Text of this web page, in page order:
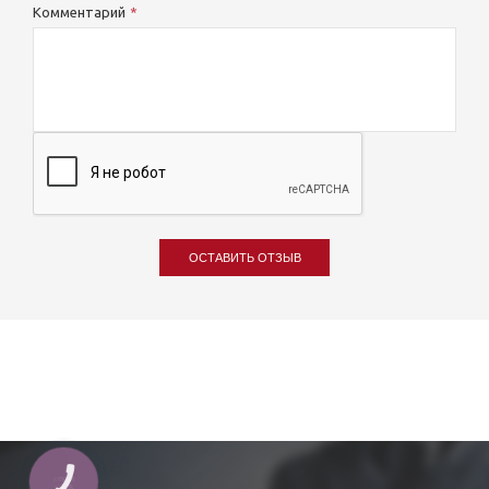
Комментарий
ОСТАВИТЬ ОТЗЫВ
КНОПКА
ЗВ'ЯЗКУ